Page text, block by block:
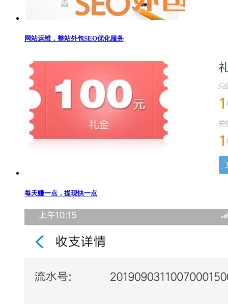
网站运维，整站外包SEO优化服务
每天赚一点，提现快一点